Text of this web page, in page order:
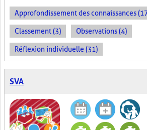
Approfondissement des connaissances
Classement (3) Observations (4)
Réflexion individuelle (31)
SVA